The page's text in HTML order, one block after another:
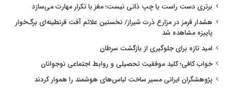
برتری دست راست یا چپ ذاتی نیست؛ مغز با تکرار مهارت می‌سازد
هشدار قرمز در مزارع ذرت شیراز/ نخستین علائم آفت قرنطینه‌ای برگ‌خوار
پاییزه مشاهده شد
امید تازه برای جلوگیری از بازگشت سرطان
خواب کافی؛ کلید موفقیت تحصیلی و روابط اجتماعی نوجوانان
پژوهشگران ایرانی مسیر ساخت لباس‌های هوشمند را هموار کردند